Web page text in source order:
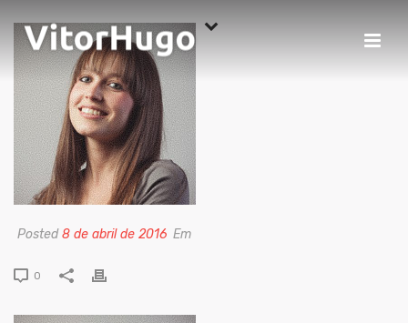
Posted8 de abril de 2016 Em
0